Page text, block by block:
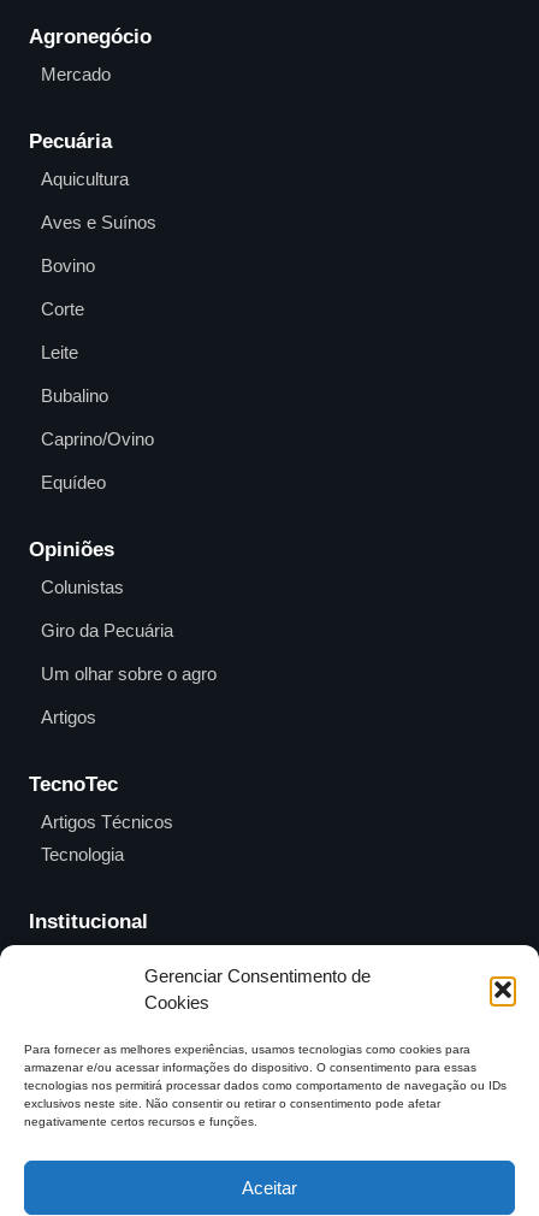
Gerenciar Consentimento de
Cookies
Para fornecer as melhores experiências, usamos tecnologias como cookies para
armazenar e/ou acessar informações do dispositivo. O consentimento para essas
tecnologias nos permitirá processar dados como comportamento de navegação ou IDs
exclusivos neste site. Não consentir ou retirar o consentimento pode afetar
negativamente certos recursos e funções.
Aceitar
Agronegócio
Mercado
Pecuária
Aquicultura
Aves e Suínos
Bovino
Corte
Leite
Bubalino
Caprino/Ovino
Equídeo
Opiniões
Colunistas
Giro da Pecuária
Um olhar sobre o agro
Artigos
TecnoTec
Artigos Técnicos
Tecnologia
Institucional
Entre em contato e
contato@mundoagrobrasil.com.br